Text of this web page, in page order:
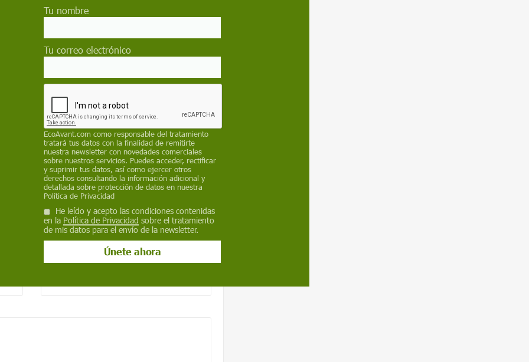
forma gratuita.
del 'diéselgate'
de los diésel
4.560 muertes al año en Europa
Tu nombre
Tu correo electrónico
EcoAvant.com como responsable del tratamiento
tratará tus datos con la finalidad de remitirte
nuestra newsletter con novedades comerciales
sobre nuestros servicios. Puedes acceder, rectificar
y suprimir tus datos, así como ejercer otros
derechos consultando la información adicional y
detallada sobre protección de datos en nuestra
Política de Privacidad
He leído y acepto las condiciones contenidas
en la Política de Privacidad sobre el tratamiento
de mis datos para el envío de la newsletter.